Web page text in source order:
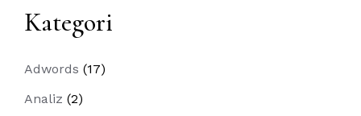
Kategori
Adwords (17)
Analiz (2)